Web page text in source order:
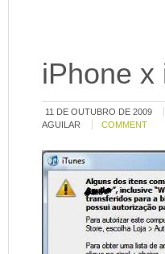
iPhone x
11 DE OUTUBRO DE 2009
AGUILAR
COMMENT